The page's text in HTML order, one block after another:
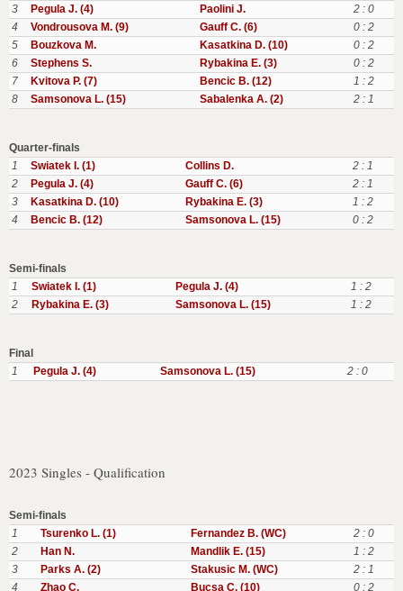
3
Pegula J. (4) Paolini J.
2 : 0
4
Vondrousova M. (9) Gauff C. (6)
0 : 2
5
Bouzkova M. Kasatkina D. (10)
0 : 2
6
Stephens S. Rybakina E. (3)
0 : 2
7
Kvitova P. (7) Bencic B. (12)
1 : 2
8
Samsonova L. (15) Sabalenka A. (2) 2 : 1
Quarter-finals
1
Swiatek I. (1) Collins D.
2 : 1
2
Pegula J. (4) Gauff C. (6)
2 : 1
3
Kasatkina D. (10) Rybakina E. (3)
1 : 2
4
Bencic B. (12) Samsonova L. (15) 0 : 2
Semi-finals
1
Swiatek I. (1) Pegula J. (4)
1 : 2
2
Rybakina E. (3) Samsonova L. (15) 1 : 2
Final
1
Pegula J. (4) Samsonova L. (15) 2 : 0
2023 Singles - Qualification
Semi-finals
1
Tsurenko L. (1) Fernandez B. (WC)
2 : 0
2
Han N. Mandlik E. (15)
1 : 2
3
Parks A. (2) Stakusic M. (WC)
2 : 1
4
Zhao C. Bucsa C. (10) 0 : 2